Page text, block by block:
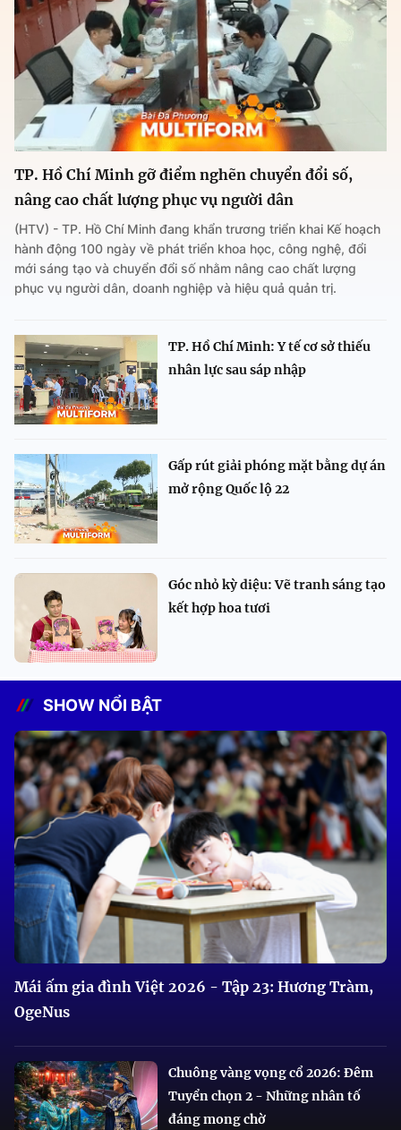
TP. Hồ Chí Minh gỡ điểm nghẽn chuyển đổi số,
nâng cao chất lượng phục vụ người dân
(HTV) - TP. Hồ Chí Minh đang khẩn trương triển khai Kế hoạch
hành động 100 ngày về phát triển khoa học, công nghệ, đổi
mới sáng tạo và chuyển đổi số nhằm nâng cao chất lượng
phục vụ người dân, doanh nghiệp và hiệu quả quản trị.
TP. Hồ Chí Minh: Y tế cơ sở thiếu
nhân lực sau sáp nhập
Gấp rút giải phóng mặt bằng dự án
mở rộng Quốc lộ 22
Góc nhỏ kỳ diệu: Vẽ tranh sáng tạo
kết hợp hoa tươi
SHOW NỔI BẬT
Mái ấm gia đình Việt 2026 - Tập 23: Hương Tràm,
OgeNus
Chuông vàng vọng cổ 2026: Đêm
Tuyển chọn 2 - Những nhân tố
đáng mong chờ